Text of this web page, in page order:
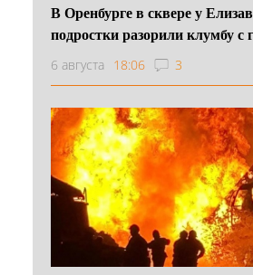
В Оренбурге в сквере у
подростки разорили клумбу с
6 августа 18:06 3